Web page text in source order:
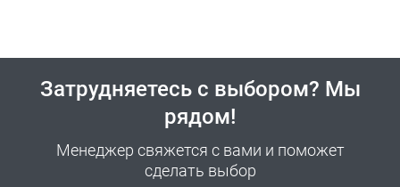
Затрудняетесь с выбором? Мы
рядом!
Менеджер свяжется с вами и поможет
сделать выбор